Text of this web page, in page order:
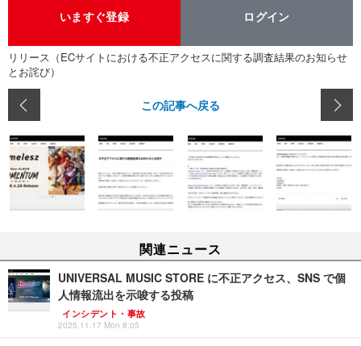
いますぐ登録 ログイン
リリース（ECサイトにおける不正アクセスに関する調査結果のお知らせ
とお詫び）
この記事へ戻る
関連ニュース
UNIVERSAL MUSIC STORE に不正アクセス、SNS で個
人情報流出を示唆する投稿
インシデント・事故
2025.11.17 Mon 8:05